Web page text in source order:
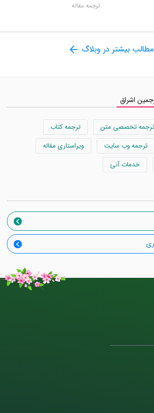
ترجمه مقاله
مطالب بیشتر در وبلاگ
اشراق
ترجمه تخصصی متن
ترجمه کتاب
ترجمه وب سایت
ویراستاری مقاله
خدمات آنی